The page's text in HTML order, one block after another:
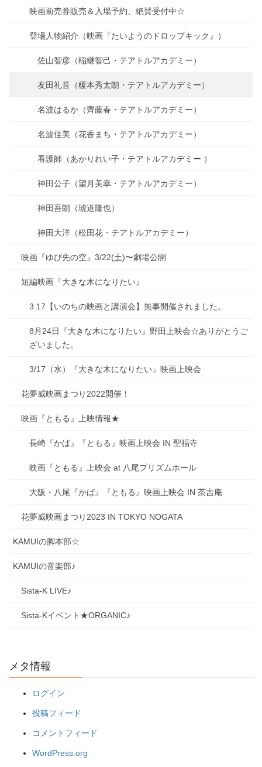
映画前売券販売＆入場予約、絶賛受付中☆
登場人物紹介（映画『たいようのドロップキック』）
佐山智彦（稲継智己・テアトルアカデミー）
友田礼音（榎本秀太朗・テアトルアカデミー）
名波はるか（齊藤春・テアトルアカデミー）
名波佳美（花香まち・テアトルアカデミー）
看護師（あかりれい子・テアトルアカデミー ）
神田公子（望月美幸・テアトルアカデミー）
神田吾朗（琥道隆也）
神田大洋（松田花・テアトルアカデミー）
映画『ゆび先の空』3/22(土)〜劇場公開
短編映画『大きな木になりたい』
3.17【いのちの映画と講演会】無事開催されました。
8月24日『大きな木になりたい』野田上映会☆ありがとうご
ざいました。
3/17（水）『大きな木になりたい』映画上映会
花夢威映画まつり2022開催！
映画『ともる』上映情報★
長崎『かば』『ともる』映画上映会 IN 聖福寺
映画『ともる』上映会 at 八尾プリズムホール
大阪・八尾『かば』『ともる』映画上映会 IN 茶吉庵
花夢威映画まつり2023 IN TOKYO NOGATA
KAMUIの脚本部☆
KAMUIの音楽部♪
Sista-K LIVE♪
Sista-Kイベント★ORGANIC♪
メタ情報
ログイン
投稿フィード
コメントフィード
WordPress.org